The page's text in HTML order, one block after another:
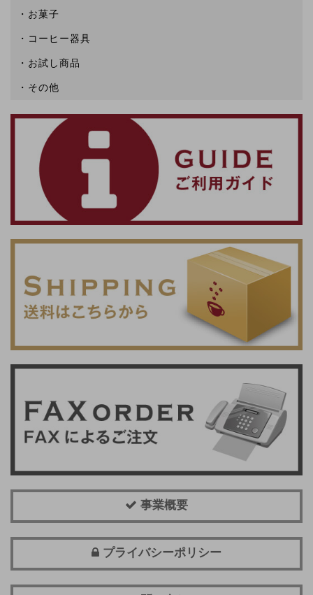
お菓子
コーヒー器具
お試し商品
その他
事業概要
プライバシーポリシー